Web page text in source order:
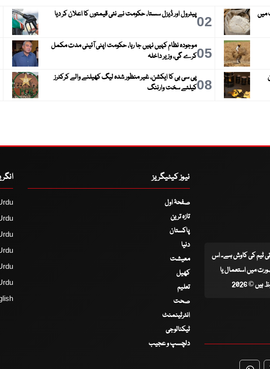
میں
02پیٹرول اور ڈیزل سستا، حکومت نے نئی قیمتوں کا اعلان کر دیا
05موجودہ نظام کہیں نہیں جا رہا، حکومت اپنی آئینی مدت مکمل
کرے گی، وزیر داخلہ
08پی سی بی کا ایکشن، غیر منظور شدہ لیگ کھیلنے والے کرکٹرز
کیلئے سخت وارننگ
ٹیم کی کاوش ہے۔ اس
میں استعمال یا
© 2026
نیوز کیٹیگریز
صفحۂ اول
تازہ ترین
پاکستان
دنیا
معیشت
کھیل
تعلیم
صحت
انٹرٹینمنٹ
ٹیکنالوجی
دلچسپ و عجیب